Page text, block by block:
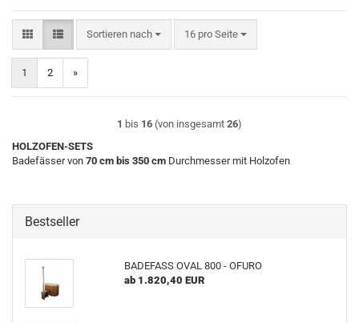
Sortieren nach
Sortieren nach 16 pro Seite
pro Seite
1 2 »
1 bis 16 (von insgesamt 26)
HOLZOFEN-SETS
Badefässer von 70 cm bis 350 cm Durchmesser mit Holzofen
Bestseller
BADEFASS OVAL 800 - OFURO
ab 1.820,40 EUR